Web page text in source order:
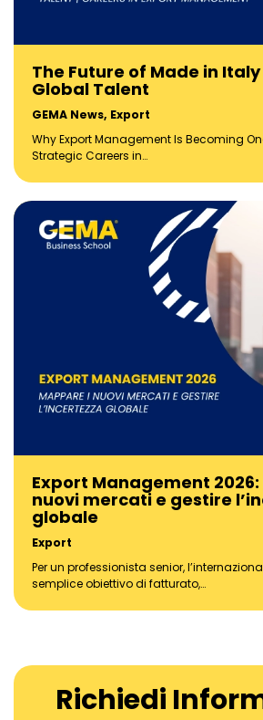
The Future of Made in
Global Talent
GEMA News, Export
Why Export Management Is Becoming
Strategic Careers in…
Export Management
nuovi mercati e gestire
globale
Export
Per un professionista senior,
semplice obiettivo di fatturato,…
Richiedi